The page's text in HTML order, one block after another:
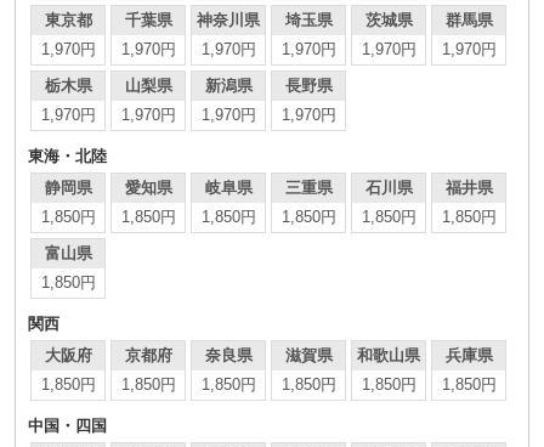
東京都
1,970円
千葉県
1,970円
神奈川県
1,970円
埼玉県
1,970円
茨城県
1,970円
群馬県
1,970円
栃木県
1,970円
山梨県
1,970円
新潟県
1,970円
長野県
1,970円
東海・北陸
静岡県
1,850円
愛知県
1,850円
岐阜県
1,850円
三重県
1,850円
石川県
1,850円
福井県
1,850円
富山県
1,850円
関西
大阪府
1,850円
京都府
1,850円
奈良県
1,850円
滋賀県
1,850円
和歌山県
1,850円
兵庫県
1,850円
中国・四国